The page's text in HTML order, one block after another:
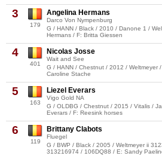
3
179
Angelina Hermans
Darco Von Nympenburg
G / HANN / Black / 2010 / Danone 1 /
Hermans / F: Britta Giessen
4
401
Nicolas Josse
Wait and See
G / HANN / Chestnut / 2012 / Weltmeyer
Caroline Stache
5
163
Liezel Everars
Vigo Gold NA
G / OLDBG / Chestnut / 2015 / Vitalis /
Everars / F: Reesink horses
6
119
Brittany Clabots
Fluegel
G / BWP / Black / 2005 / Weltmeyer ii
313216974 / 106DQ88 / E: Sandy